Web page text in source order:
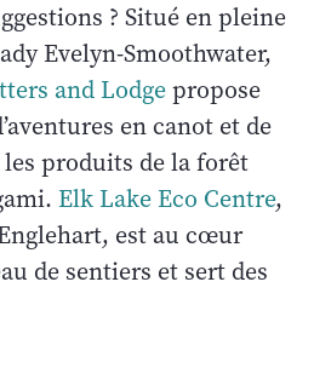
? Situé en pleine
Evelyn-Smoothwater,
and Lodgepropose
en canot et de
produits de la forêt
Elk Lake Eco Centre,
est au cœur
de sentiers et sert des